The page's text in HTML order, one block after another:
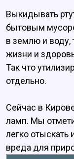
Выкидывать
бытовым
в землю и воду,
жизни и
Так что
отдельно.
Сейчас в
ламп. Мы
легко отыскать
вреда для